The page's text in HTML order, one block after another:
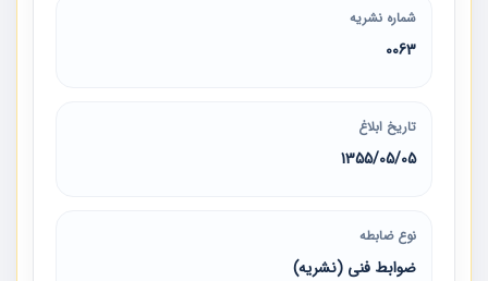
شماره نشریه
0063
تاریخ ابلاغ
1355/05/05
نوع ضابطه
ضوابط فنی (نشریه)